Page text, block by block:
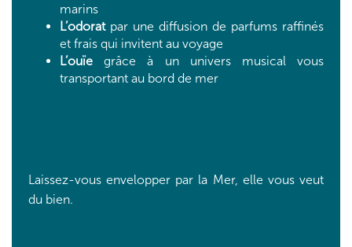
marins
L’odoratpar une diffusion de parfums raffinés
et frais qui invitent au voyage
L’ouïe grâce à un univers musical vous
transportant au bord de mer
Laissez-vous envelopper par la Mer, elle vous veut
du bien.